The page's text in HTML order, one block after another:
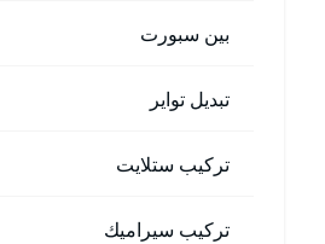
بين سبورت
تبديل تواير
تركيب ستلايت
تركيب سيراميك